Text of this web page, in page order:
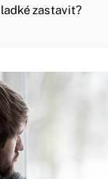
zastavit?